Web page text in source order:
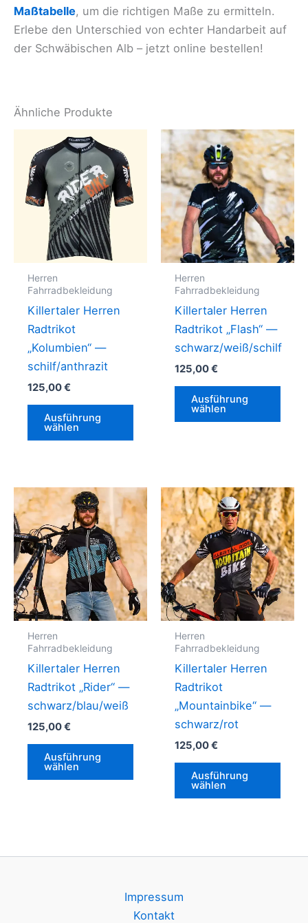
Maßtabelle, um die richtigen Maße zu ermitteln.
Erlebe den Unterschied von echter Handarbeit auf
der Schwäbischen Alb – jetzt online bestellen!
Ähnliche Produkte
Herren
Fahrradbekleidung
Killertaler Herren
Radtrikot
„Kolumbien“ —
schilf/anthrazit
125,00€
Ausführung
wählen
Dieses
Produkt
weist
auf.
Die
Optionen
können
auf
der
Produktseite
gewählt
Herren
Fahrradbekleidung
Killertaler Herren
Radtrikot „Flash“ —
schwarz/weiß/schilf
125,00€
Ausführung
wählen
Die
auf
der
Herren
Fahrradbekleidung
Killertaler Herren
Radtrikot „Rider“ —
schwarz/blau/weiß
125,00€
Ausführung
wählen
Dieses
Produkt
weist
mehrere
Die
können
auf
Herren
Fahrradbekleidung
Killertaler Herren
Radtrikot
„Mountainbike“ —
schwarz/rot
125,00€
Ausführung
wählen
auf.
Impressum
Kontakt